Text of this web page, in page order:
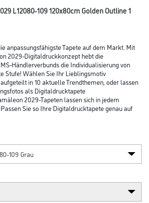
L12080-109 120x80cm Golden Outline 1
anpassungsfähigste Tapete auf dem Markt. Mit
2029-Digitaldruckkonzept hebt die
Händlerverbunds die Individualisierung von
Stufe! Wählen Sie Ihr Lieblingsmotiv
in 10 aktuelle Trendthemen, oder lassen
als Digitaldrucktapete
2029-Tapeten lassen sich in jedem
Sie so Ihre Digitaldrucktapete genau auf